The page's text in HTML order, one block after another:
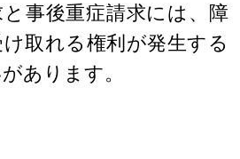
事後重症請求には、障
取れる権利が発生する
あります。